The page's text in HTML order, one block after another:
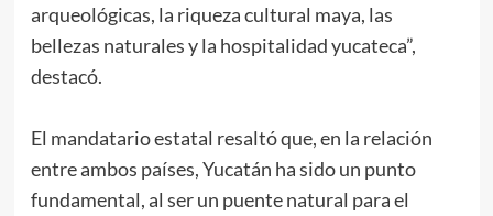
arqueológicas, la riqueza cultural maya, las
bellezas naturales y la hospitalidad yucateca”,
destacó.
El mandatario estatal resaltó que, en la relación
entre ambos países, Yucatán ha sido un punto
fundamental, al ser un puente natural para el